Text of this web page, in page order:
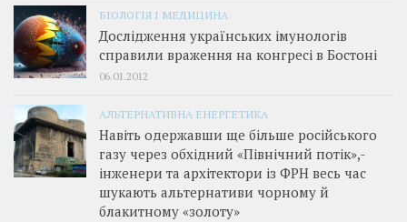
БІОЛОГІЯ І МЕДИЦИНА
Дослідження українських імунологів
справили враження на конгресі в Бостоні
06.01.2012
АЛЬТЕРНАТИВНА ЕНЕРГЕТИКА
Навіть одержавши ще більше російського
газу через обхідний «Північний потік»,­
інженери та архітектори із ФРН весь час
шукають альтернативи чорному й
блакитному «золоту»